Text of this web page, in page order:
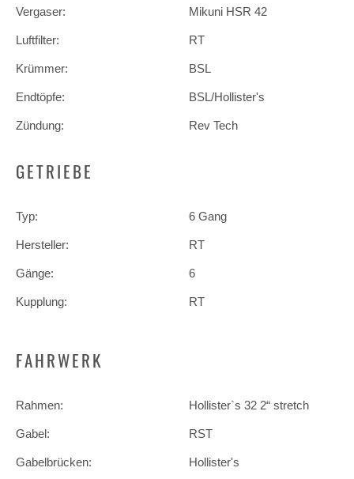
Vergaser: Mikuni HSR 42
Luftfilter: RT
Krümmer: BSL
Endtöpfe: BSL/Hollister's
Zündung: Rev Tech
GETRIEBE
Typ: 6 Gang
Hersteller: RT
Gänge: 6
Kupplung: RT
FAHRWERK
Rahmen: Hollister`s 32 2“ stretch
Gabel: RST
Gabelbrücken: Hollister's